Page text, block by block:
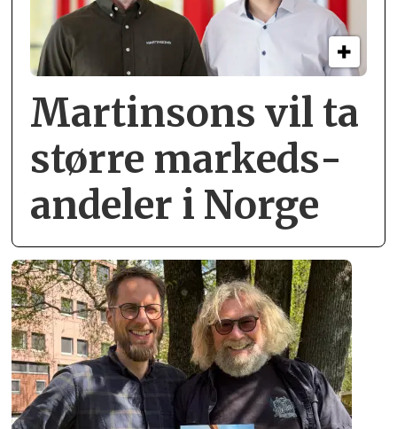
Martinsons vil ta
større markeds­
andeler i Norge